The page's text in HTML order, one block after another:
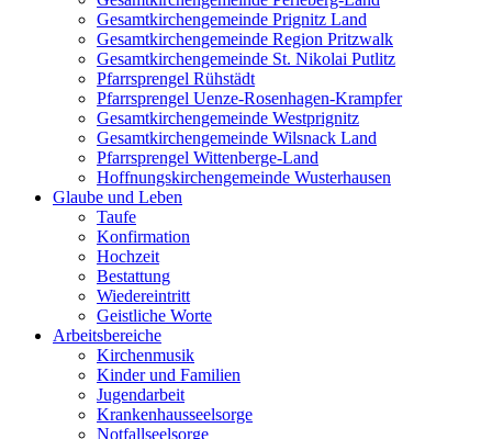
Gesamtkirchengemeinde Prignitz Land
Gesamtkirchengemeinde Region Pritzwalk
Gesamtkirchengemeinde St. Nikolai Putlitz
Pfarrsprengel Rühstädt
Pfarrsprengel Uenze-Rosenhagen-Krampfer
Gesamtkirchengemeinde Westprignitz
Gesamtkirchengemeinde Wilsnack Land
Pfarrsprengel Wittenberge-Land
Hoffnungskirchengemeinde Wusterhausen
Glaube und Leben
Taufe
Konfirmation
Hochzeit
Bestattung
Wiedereintritt
Geistliche Worte
Arbeitsbereiche
Kirchenmusik
Kinder und Familien
Jugendarbeit
Krankenhausseelsorge
Notfallseelsorge